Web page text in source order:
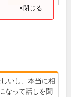
×閉じる
いし、本当に相
なって話しを聞